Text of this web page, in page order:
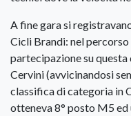
A fine gara si
Cicli Brandi: nel
partecipazione su
Cervini (avvicinandosi
classifica di categoria in
otteneva 8° posto M5